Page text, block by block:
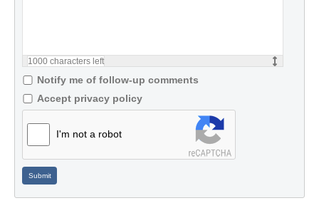
1000 characters left
Notify me of follow-up comments
Accept privacy policy
I'm not a robot
Submit